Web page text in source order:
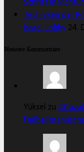
Techniken der
Israel Lobby24.
Neueste Kommentare
Yüksel zu